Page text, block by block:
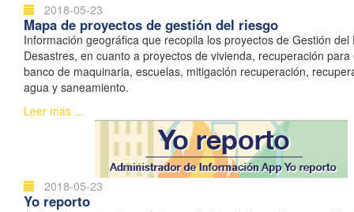
2018-05-23
Mapa de proyectos de gestión del riesgo
Información geográfica que recopila los proyectos de Gestión del
Desastres, en cuanto a proyectos de vivienda, recuperación para
banco de maquinaria, escuelas, mitigación recuperación,
agua y saneamiento.
Leer más ...
2018-05-23
Yo reporto